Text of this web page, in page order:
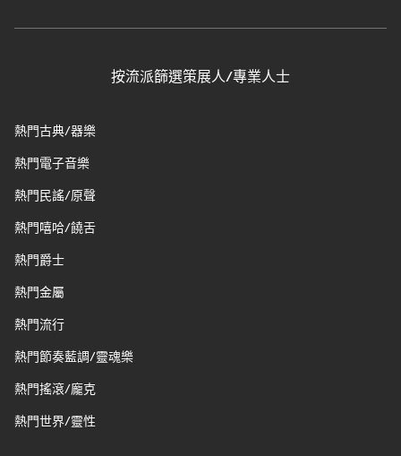
按流派篩選策展人/專業人士
熱門古典/器樂
熱門電子音樂
熱門民謠/原聲
熱門嘻哈/饒舌
熱門爵士
熱門金屬
熱門流行
熱門節奏藍調/靈魂樂
熱門搖滾/龐克
熱門世界/靈性